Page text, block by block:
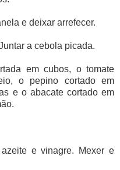
e deixar arrefecer.
a cebola picada.
em cubos, o tomate
o pepino cortado em
e o abacate cortado em
e vinagre. Mexer e